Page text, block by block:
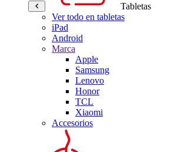
Tabletas
Ver todo en tabletas
iPad
Android
Marca
Apple
Samsung
Lenovo
Honor
TCL
Xiaomi
Accesorios